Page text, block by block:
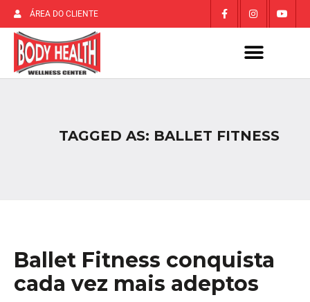
ÁREA DO CLIENTE
TAGGED AS: BALLET FITNESS
Ballet Fitness conquista
cada vez mais adeptos